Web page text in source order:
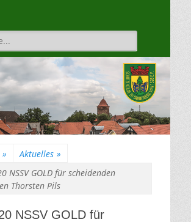
1528
» Aktuelles »
NSSV GOLD für scheidenden
Thorsten Pils
NSSV GOLD für